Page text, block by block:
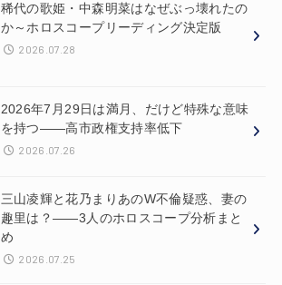
稀代の歌姫・中森明菜はなぜぶっ壊れたの
か～ホロスコープリーディング決定版
2026.07.28
2026年7月29日は満月、だけど特殊な意味
を持つ——高市政権支持率低下
2026.07.26
三山凌輝と花乃まりあのW不倫疑惑、妻の
趣里は？——3人のホロスコープ分析まと
め
2026.07.25